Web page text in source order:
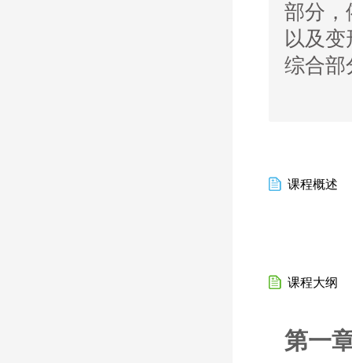
部分，
以及
综合部
课程概述
课程大纲
第一